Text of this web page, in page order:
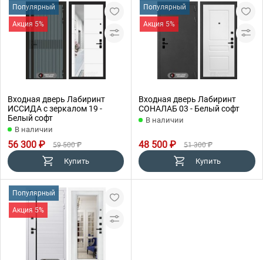
Популярный
Акция 5%
Входная дверь Лабиринт
ИССИДА с зеркалом 19 -
Белый софт
В наличии
56 300 ₽ 59 500 ₽
Купить
Популярный
Акция 5%
Входная дверь Лабиринт
СОНАЛАБ 03 - Белый софт
В наличии
48 500 ₽ 51 300 ₽
Купить
Популярный
Акция 5%